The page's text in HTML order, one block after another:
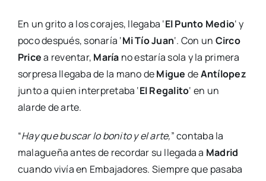
En un grito a los corajes, llegaba ‘El Punto Medio‘ y
poco después, sonaría ‘Mi Tío Juan‘. Con un Circo
Pricea reventar, María no estaría sola y la primera
sorpresa llegaba de la mano deMigue deAntílopez
junto a quien interpretaba ‘El Regalito‘ en un
alarde de arte.
“Hay que buscar lo bonito y el arte,” contaba la
malagueña antes de recordar su llegada a Madrid
cuando vivía en Embajadores. Siempre que pasaba